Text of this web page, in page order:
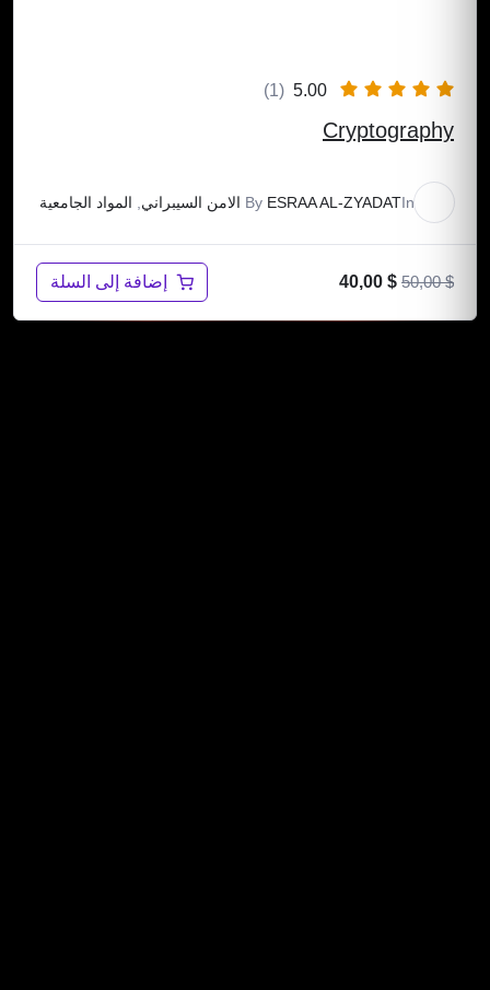
5.00
(1)
Cryptography
By ESRAA AL-ZYADATIn الامن السيبراني المواد الجامعية
50,00$
40,00 $ إضافة إلى السلة